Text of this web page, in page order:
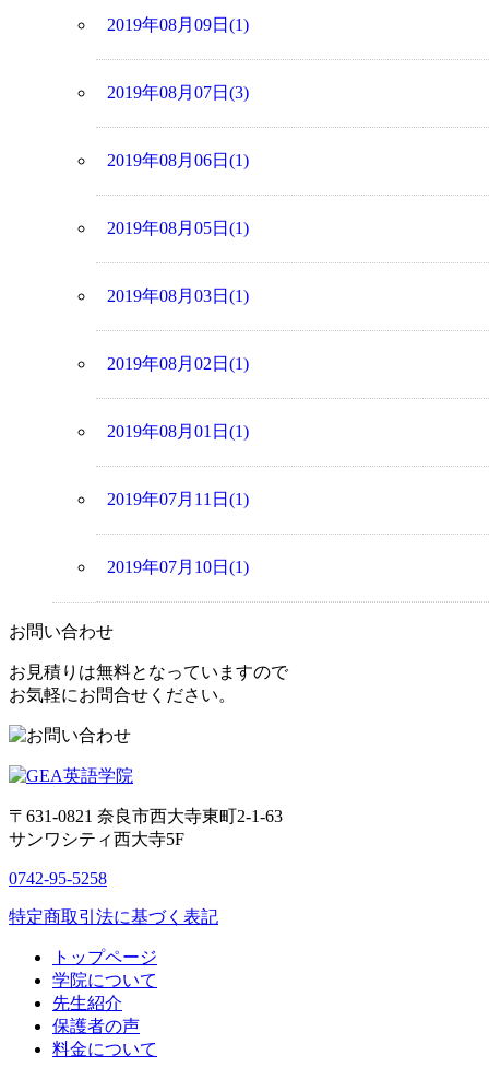
2019年08月09日(1)
2019年08月07日(3)
2019年08月06日(1)
2019年08月05日(1)
2019年08月03日(1)
2019年08月02日(1)
2019年08月01日(1)
2019年07月11日(1)
2019年07月10日(1)
お問い合わせ
お見積りは無料となっていますので
お気軽にお問合せください。
〒631-0821 奈良市西大寺東町2-1-63
サンワシティ西大寺5F
0742-95-5258
特定商取引法に基づく表記
トップページ
学院について
先生紹介
保護者の声
料金について